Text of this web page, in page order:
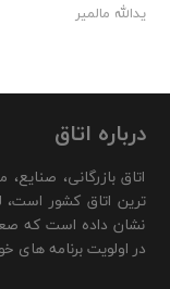
یدالله مالمیر
درباره اتاق
اتاق بازرگانی،
ترین اتاق کشور
نشان داده است که
در اولویت برنامه های